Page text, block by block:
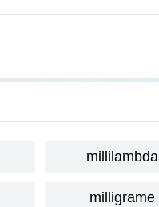
millilambda
milligrame